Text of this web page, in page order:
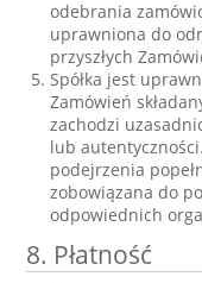
odebrania
uprawniona do
przyszłych
Spółka jest
Zamówień
zachodzi
lub
podejrzenia
zobowiązana do
odpowiednich
8. Płatność